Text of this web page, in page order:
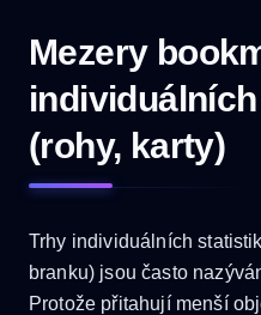
Mezery
(rohy, karty)
Trhy individuálních
branku) jsou často
Protože přitahují menší